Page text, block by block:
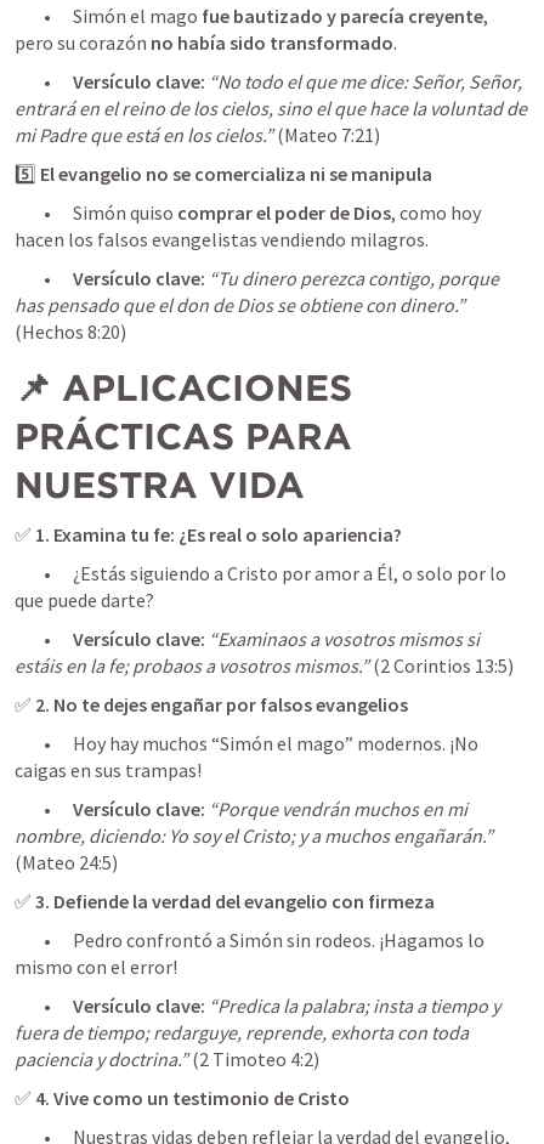
	•	Simón el mago
fue bautizado y parecía creyente,
pero su corazón no había sido transformado.
Versículo clave: “No todo el que me dice: Señor, Señor,
entrará en el reino de los cielos, sino el que hace la voluntad de
mi Padre que está en los cielos.” (Mateo 7:21
5️⃣ El evangelio no se comercializa ni se manipula
	•	Simón quiso
comprar el poder de Dios, como hoy
hacen los falsos evangelistas vendiendo milagros.
Versículo clave: “Tu dinero perezca contigo, porque
has pensado que el don de Dios se obtiene con dinero.”
(Hechos 8:20)
📌 APLICACIONES
PRÁCTICAS PARA
NUESTRA VIDA
✅ 1. Examina tu fe: ¿Es real o solo apariencia?
que puede darte?
Versículo clave: “Examinaos a vosotros mismos si
estáis en la fe; probaos a vosotros mismos.” (2 Corintios 13:5)
✅ 2. No te dejes engañar por falsos evangelios
caigas en sus trampas!
Versículo clave: “Porque vendrán muchos en mi
nombre, diciendo: Yo soy el Cristo; y a muchos engañarán.”
(Mateo 24:5
✅ 3. Defiende la verdad del evangelio con firmeza
mismo con el error!
Versículo clave: “Predica la palabra; insta a tiempo y
fuera de tiempo; redarguye, reprende, exhorta con toda
paciencia y doctrina.” (2 Timoteo 4:2)
✅ 4. Vive como un testimonio de Cristo